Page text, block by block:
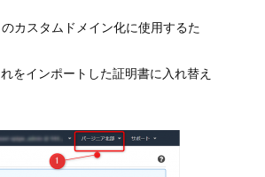
カスタムドメイン化に使用するた
をインポートした証明書に入れ替え